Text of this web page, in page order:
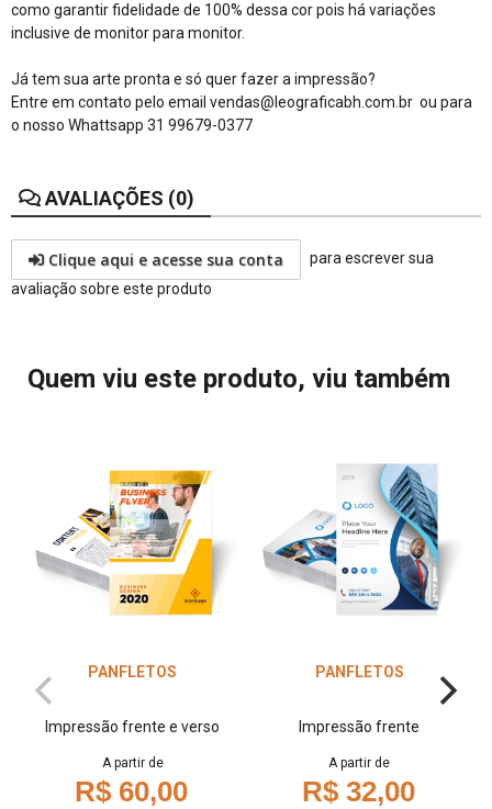
como garantir fidelidade de 100% dessa cor pois há variações
inclusive de monitor para monitor.
Já tem sua arte pronta e só quer fazer a impressão?
Entre em contato pelo email vendas@leograficabh.com.br ou para
o nosso Whattsapp 31 99679-0377
AVALIAÇÕES (0)
Clique aqui e acesse sua conta
para escrever sua
avaliação sobre este produto
Quem viu este produto, viu também
PANFLETOS
Impressão frente e verso
A partir de
R$ 60,00
PANFLETOS
Impressão frente
A partir de
R$ 32,00